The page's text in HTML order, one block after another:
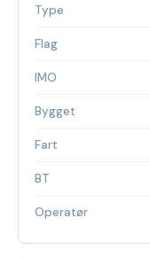
Type
Flag
IMO
Bygget
Fart
BT
Operatør